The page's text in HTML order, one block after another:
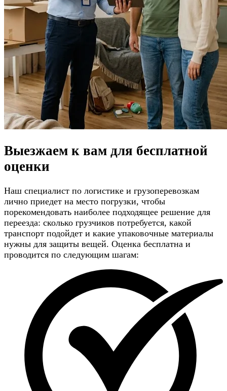
Выезжаем к вам для бесплатной
оценки
Наш специалист по логистике и грузоперевозкам
лично приедет на место погрузки, чтобы
порекомендовать наиболее подходящее решение для
переезда: сколько грузчиков потребуется, какой
транспорт подойдет и какие упаковочные материалы
нужны для защиты вещей. Оценка бесплатна и
проводится по следующим шагам: